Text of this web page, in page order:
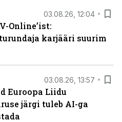
03.08.26, 12:04
Online’ist:
karjääri suurim
03.08.26, 13:57
Euroopa Liidu
järgi tuleb AI-ga